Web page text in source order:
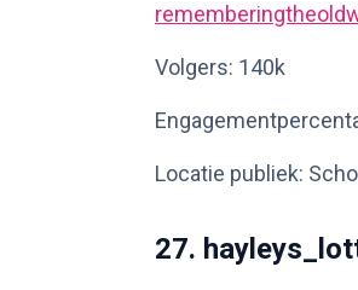
Volgers: 140k
Locatie publiek:
27.